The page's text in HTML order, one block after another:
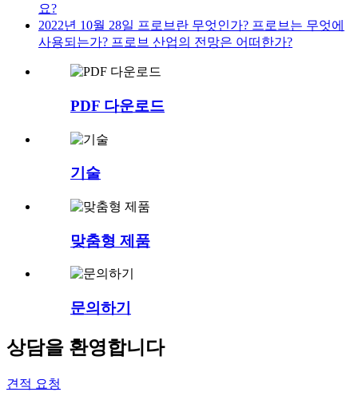
요?
2022년 10월 28일 프로브란 무엇인가? 프로브는 무엇에
사용되는가? 프로브 산업의 전망은 어떠한가?
PDF 다운로드
기술
맞춤형 제품
문의하기
상담을 환영합니다
견적 요청